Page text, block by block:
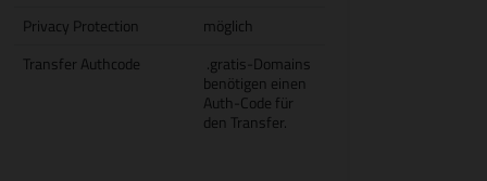
Privacy Protection
möglich
Transfer Authcode
.gratis-Domains
benötigen einen
Auth-Code für
den Transfer.